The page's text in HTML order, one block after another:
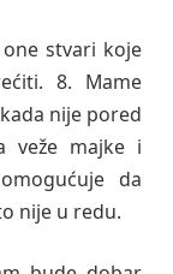
stvari koje
8. Mame
nije pored
veže majke i
da
nije u redu.